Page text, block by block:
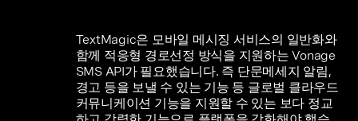
TextMagic은 모바일 메시징 서비스의 일반화와
함께 적응형 경로선정 방식을 지원하는 Vonage
SMS API가 필요했습니다. 즉 단문메세지 알림,
경고 등을 보낼 수 있는 기능 등 글로벌 클라우드
커뮤니케이션 기능을 지원할 수 있는 보다 정교